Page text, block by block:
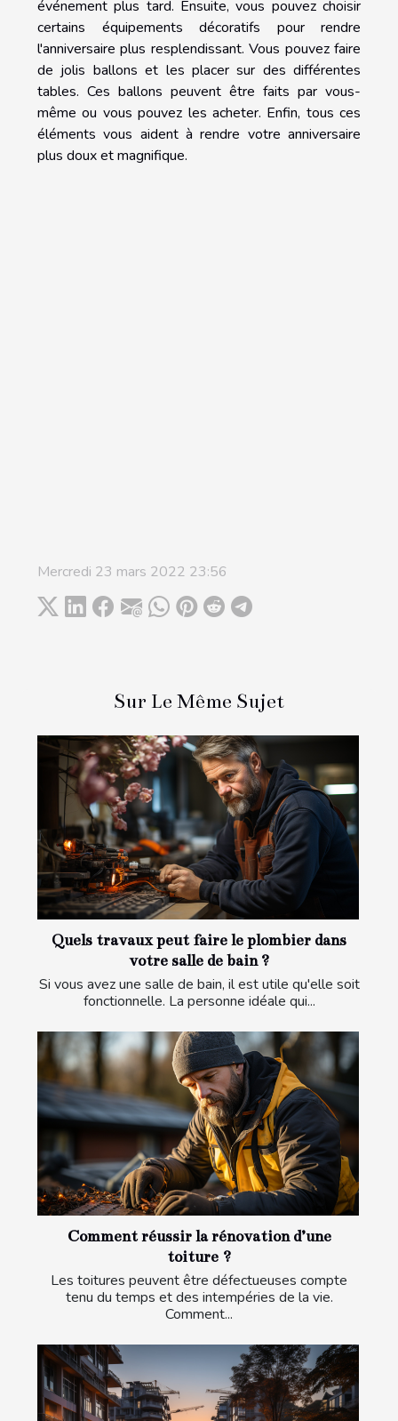
événement plus tard. Ensuite, vous pouvez choisir
certains équipements décoratifs pour rendre
l'anniversaire plus resplendissant. Vous pouvez faire
de jolis ballons et les placer sur des différentes
tables. Ces ballons peuvent être faits par vous-
même ou vous pouvez les acheter. Enfin, tous ces
éléments vous aident à rendre votre anniversaire
plus doux et magnifique.
Mercredi 23 mars 2022 23:56
Sur Le Même Sujet
Quels travaux peut faire le plombier dans
votre salle de bain ?
Si vous avez une salle de bain, il est utile qu'elle soit
fonctionnelle. La personne idéale qui...
Comment réussir la rénovation d’une
toiture ?
Les toitures peuvent être défectueuses compte
tenu du temps et des intempéries de la vie.
Comment...